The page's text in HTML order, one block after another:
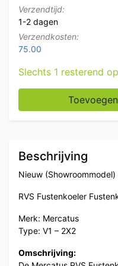
Verzendtijd:
1-2 dagen
Verzendkosten:
75.00
Slechts 1 resterend
RVS Mercatus V1 -
Beschrijving
Nieuw (Showroommodel)
RVS Fustenkoeler
Merk: Mercatus
Type: V1 – 2X2
Omschrijving: